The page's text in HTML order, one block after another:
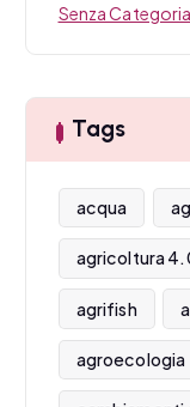
Senza Categoria
Tags
acqua
agricoltura
agrifish
agroecologia